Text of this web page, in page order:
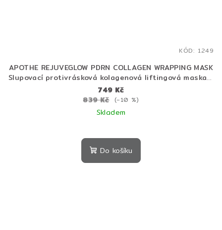
APOTHE REJUVEGLOW PDRN COLLAGEN WRAPPING MASK
Slupovací protivrásková kolagenová liftingová maska s
PDRN 100 ml
749 Kč
839 Kč (–10 %)
Skladem
Do košíku
KÓD: 1249